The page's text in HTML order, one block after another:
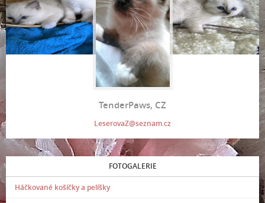
TenderPaws, CZ
LeserovaZ@seznam.cz
FOTOGALERIE
Háčkované košíčky a pelíšky